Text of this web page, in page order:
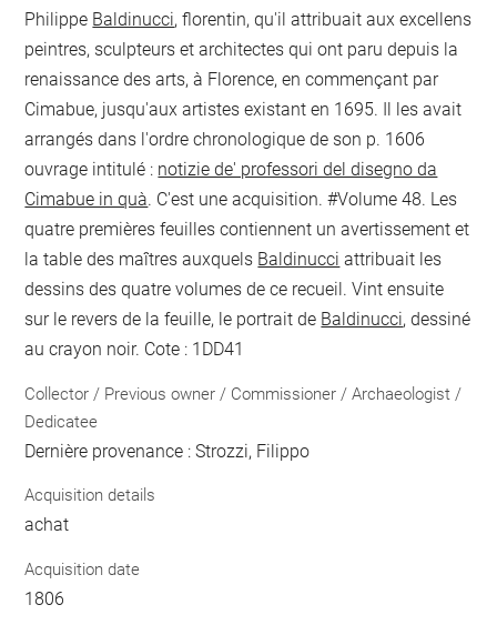
Philippe Baldinucci, florentin, qu'il attribuait aux excellens
peintres, sculpteurs et architectes qui ont paru depuis la
renaissance des arts, à Florence, en commençant par
Cimabue, jusqu'aux artistes existant en 1695. Il les avait
arrangés dans l'ordre chronologique de son p. 1606
ouvrage intitulé : notizie de' professori del disegno da
Cimabue in quà. C'est une acquisition. #Volume 48. Les
quatre premières feuilles contiennent un avertissement et
la table des maîtres auxquels Baldinucci attribuait les
dessins des quatre volumes de ce recueil. Vint ensuite
sur le revers de la feuille, le portrait de Baldinucci, dessiné
au crayon noir. Cote : 1DD41
Collector / Previous owner / Commissioner / Archaeologist /
Dedicatee
Dernière provenance : Strozzi, Filippo
Acquisition details
achat
Acquisition date
1806